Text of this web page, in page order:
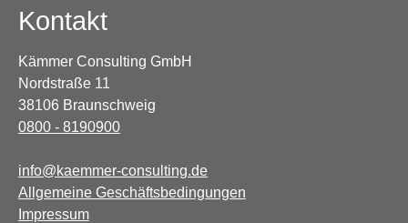
Kontakt
Kämmer Consulting GmbH
Nordstraße 11
38106 Braunschweig
0800 - 8190900
info@kaemmer-consulting.de
Allgemeine Geschäftsbedingungen
Impressum